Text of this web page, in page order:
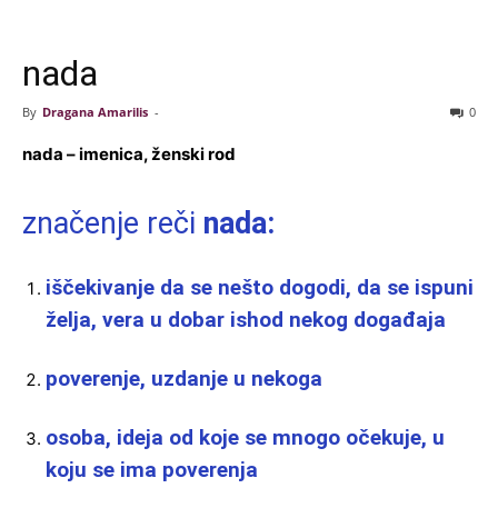
nada
By Dragana Amarilis - 0
nada – imenica, ženski rod
značenje reči nada:
iščekivanje da se nešto dogodi, da se ispuni
želja, vera u dobar ishod nekog događaja
poverenje, uzdanje u nekoga
osoba, ideja od koje se mnogo očekuje, u
koju se ima poverenja